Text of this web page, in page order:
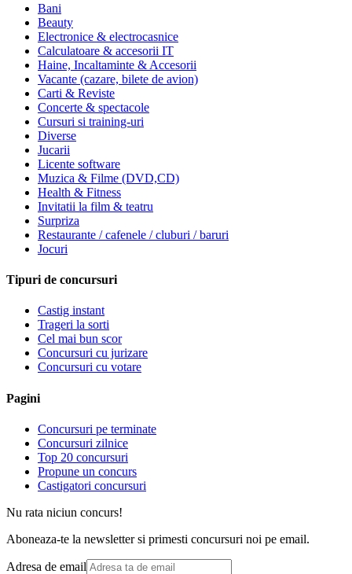
Bani
Beauty
Electronice & electrocasnice
Calculatoare & accesorii IT
Haine, Incaltaminte & Accesorii
Vacante (cazare, bilete de avion)
Carti & Reviste
Concerte & spectacole
Cursuri si training-uri
Diverse
Jucarii
Licente software
Muzica & Filme (DVD,CD)
Health & Fitness
Invitatii la film & teatru
Surpriza
Restaurante / cafenele / cluburi / baruri
Jocuri
Tipuri de concursuri
Castig instant
Trageri la sorti
Cel mai bun scor
Concursuri cu jurizare
Concursuri cu votare
Pagini
Concursuri pe terminate
Concursuri zilnice
Top 20 concursuri
Propune un concurs
Castigatori concursuri
Nu rata niciun concurs!
Aboneaza-te la newsletter si primesti concursuri noi pe email.
Adresa de email